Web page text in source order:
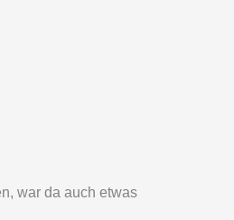
war da auch etwas